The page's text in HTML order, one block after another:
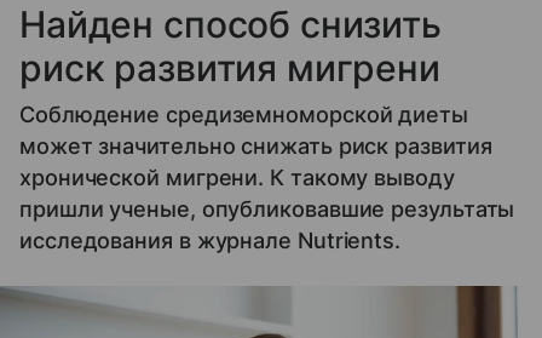
Найден способ снизить
риск развития мигрени
Соблюдение средиземноморской диеты
может значительно снижать риск развития
хронической мигрени. К такому выводу
пришли ученые, опубликовавшие результаты
исследования в журнале Nutrients.